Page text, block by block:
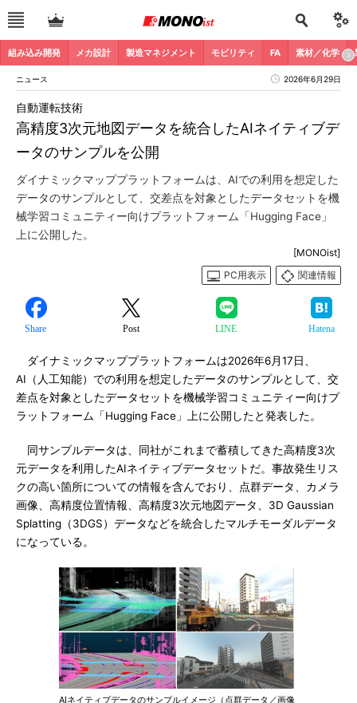
組み込み開発 メカ設計 製造マネジメント モビリティ FA 素材／化学
ニュース 2026年6月29日
高精度3次元地図データを統合したAIネイティブデ
ータのサンプルを公開
自動運転技術
ダイナミックマッププラットフォームは、AIでの利用を想定した
データのサンプルとして、交差点を対象としたデータセットを機
械学習コミュニティー向けプラットフォーム「Hugging Face」
上に公開した。
[MONOist]
PC用表示
関連情報
Share Post LINE Hatena
ダイナミックマッププラットフォームは2026年6月17日、
AI（人工知能）での利用を想定したデータのサンプルとして、交
差点を対象としたデータセットを機械学習コミュニティー向けプ
ラットフォーム「Hugging Face」上に公開したと発表した。
同サンプルデータは、同社がこれまで蓄積してきた高精度3次
元データを利用したAIネイティブデータセットだ。事故発生リス
クの高い箇所についての情報を含んでおり、点群データ、カメラ
画像、高精度位置情報、高精度3次元地図データ、3D Gaussian
Splatting（3DGS）データなどを統合したマルチモーダルデータ
になっている。
AIネイティブデータのサンプルイメージ（点群データ／画像